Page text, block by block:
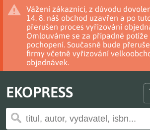
Vážení zákazníci, z důvodu
14. 8. náš obchod uzavřen a po
přerušen proces vyřizování
Omlouváme se za případné
pochopení. Současně bude
firmy včetně vyřizování
objednávek.
EKOPRESS